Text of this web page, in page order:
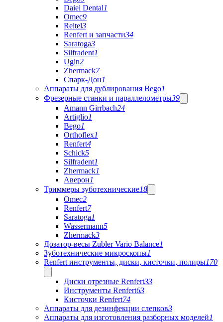
Daiei Dental1
Omec9
Reitel3
Renfert и запчасти34
Saratoga3
Silfradent1
Ugin2
Zhermack7
Спарк-Дон1
Аппараты для дублирования Bego1
Фрезерные станки и параллелометры39
Amann Girrbach24
Artiglio1
Bego1
Orthoflex1
Renfert4
Schick5
Silfradent1
Zhermack1
Аверон1
Триммеры зуботехнические18
Omec2
Renfert7
Saratoga1
Wassermann5
Zhermack3
Дозатор-весы Zubler Vario Balance1
Зуботехнические микроскопы1
Renfert инструменты, диски, кисточки, полиры170
Диски отрезные Renfert33
Инструменты Renfert63
Кисточки Renfert74
Аппараты для дезинфекции слепков3
Аппараты для изготовления разборных моделей1